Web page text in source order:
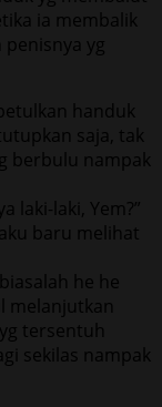
ia membalik
yg
handuk
saja, tak
berbulu nampak
laki-laki, Yem?”
baru melihat
he he
melanjutkan
tersentuh
sekilas nampak